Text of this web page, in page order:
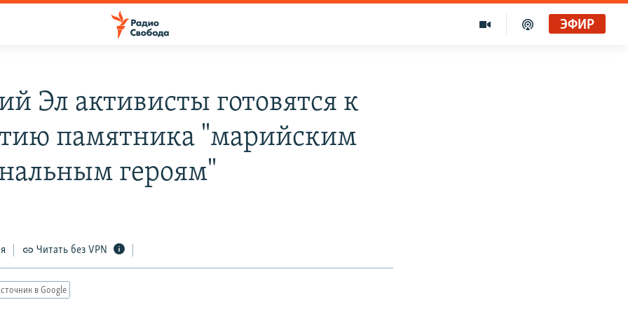
ЭФИР
Эл активисты готовятся к
памятника "марийским
героям"
Читать без VPN
в Google